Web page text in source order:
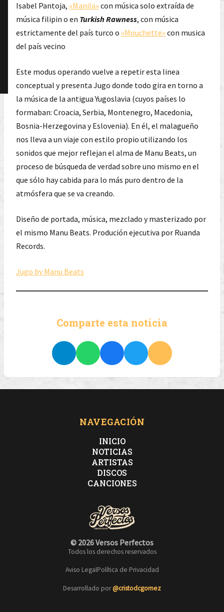
Isabel Pantoja, «Manila»con música solo extraída de
música filipin o en Turkish Rawness, con música
estrictamente del país turco o «Mouchette»con musica
del país vecino
Este modus operando vuelve a repetir esta linea
conceptual y presenta Jugo donde todo gira en torno a
la música de la antigua Yugoslavia (cuyos países lo
formaban: Croacia, Serbia, Montenegro, Macedonia,
Bosnia-Herzegovina y Eslovenia). En él, el malagueño
nos lleva a un viaje con estilo propio utilizando los
sonidos que mejor reflejan el alma de Manu Beats, un
proceso de búsqueda de verdad sobre uno mismo en el
que sólo hay cabida para lo más puro dentro de la
atmósfera que se va creando.
Diseño de portada, música, mezclado y masterizado por
el mismo Manu Beats. Produción ejecutiva por Ruanda
Records.
Jugo by Manu Beats
Comparte esta noticia
NAVEGACIÓN
INICIO
NOTICIAS
ARTISTAS
DISCOS
CANCIONES
© 2026 Versos Perfectos
Todos los derechos reservados
Aviso LegalPolítica de Privacidad
Desarrollado por@cristodcgomez